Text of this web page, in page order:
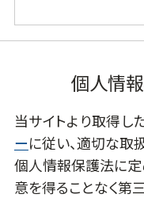
個人情
当サイトより取得し
ーに従い、適切な取
個人情報保護法に定
意を得ることなく第